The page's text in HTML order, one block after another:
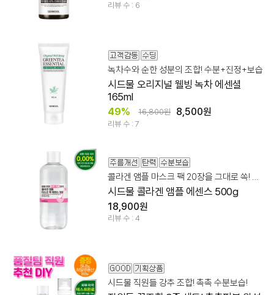
리뷰 수 : 6
녹차수와 순한 성분의 조합! 수분+진정+보습
시드물 오리지널 웰빙 녹차 에센셜
165ml
49% 16,800원 8,500원
리뷰 수 : 7
시드물 콜라겐 앰플 에센스 500g
18,900원
리뷰 수 : 4
시드물 직원들 강추 조합! 촉촉 수분보습!